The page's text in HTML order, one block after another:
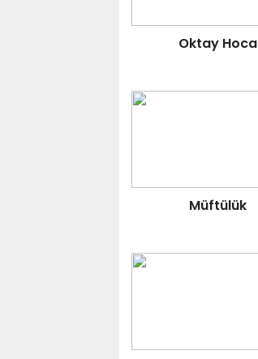
Oktay Hoca
Müftülük